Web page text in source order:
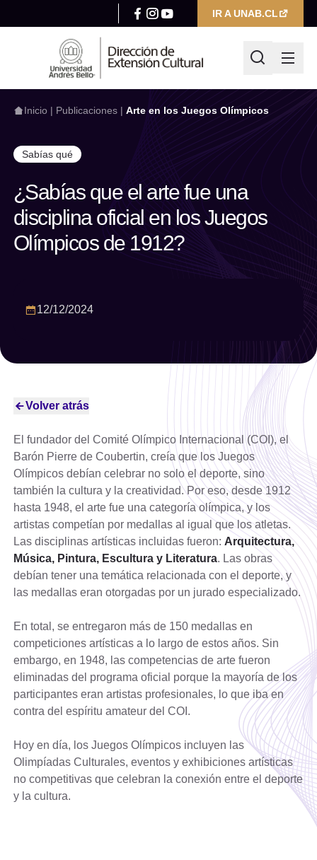
IR A UNAB.CL
Escribir búsqueda
Filtrar por
Inicio | Publicaciones | Arte en los Juegos Olímpicos
Sabías qué
¿Sabías que el arte fue una
disciplina oficial en los Juegos
Olímpicos de 1912?
12/12/2024
Volver atrás
El fundador del Comité Olímpico Internacional (COI), el
Barón Pierre de Coubertin, creía que los Juegos
Olímpicos debían celebrar no solo el deporte, sino
también la cultura y la creatividad. Por eso, desde 1912
hasta 1948, el arte fue una categoría olímpica, y los
artistas competían por medallas al igual que los atletas.
Las disciplinas artísticas incluidas fueron: Arquitectura,
Música, Pintura, Escultura y Literatura. Las obras
debían tener una temática relacionada con el deporte, y
las medallas eran otorgadas por un jurado especializado.
En total, se entregaron más de 150 medallas en
competiciones artísticas a lo largo de estos años. Sin
embargo, en 1948, las competencias de arte fueron
eliminadas del programa oficial porque la mayoría de los
participantes eran artistas profesionales, lo que iba en
contra del espíritu amateur del COI.
Hoy en día, los Juegos Olímpicos incluyen las
Olimpíadas Culturales, eventos y exhibiciones artísticas
no competitivas que celebran la conexión entre el deporte
y la cultura.